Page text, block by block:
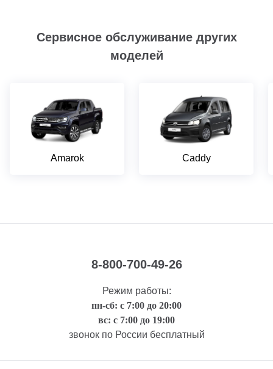
Сервисное обслуживание других
моделей
Amarok Caddy
8-800-700-49-26
Режим работы:
пн-сб: с 7:00 до 20:00
вс: с 7:00 до 19:00
звонок по России бесплатный